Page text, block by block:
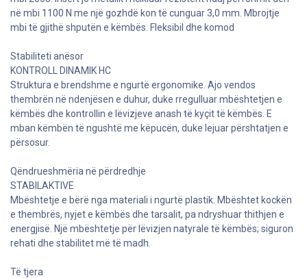
në mbi 1100 N me një gozhdë kon të cunguar 3,0 mm. Mbrojtje
mbi të gjithë shputën e këmbës. Fleksibil dhe komod
Stabiliteti anësor
KONTROLL DINAMIK HC
Struktura e brendshme e ngurtë ergonomike. Ajo vendos
thembrën në ndenjësen e duhur, duke rregulluar mbështetjen e
këmbës dhe kontrollin e lëvizjeve anash të kyçit të këmbës. E
mban këmbën të ngushtë me këpucën, duke lejuar përshtatjen e
përsosur.
Qëndrueshmëria në përdredhje
STABILAKTIVE
Mbështetje e bërë nga materiali i ngurtë plastik. Mbështet kockën
e thembrës, nyjet e këmbës dhe tarsalit, pa ndryshuar thithjen e
energjisë. Një mbështetje për lëvizjen natyrale të këmbës; siguron
rehati dhe stabilitet më të madh.
Të tjera